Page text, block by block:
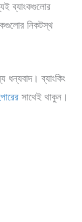
ব্যাংকগুলোর
নিকটস্থ
ধন্যবাদ। ব্যাংকিং
সাথেই থাকুন।